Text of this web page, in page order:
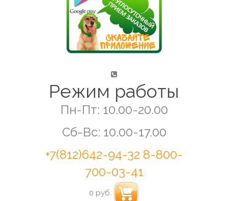
Режим работы
Пн-Пт: 10.00-20.00
Сб-Вс: 10.00-17.00
+7(812)642-94-32 8-800-
700-03-41
0 руб.